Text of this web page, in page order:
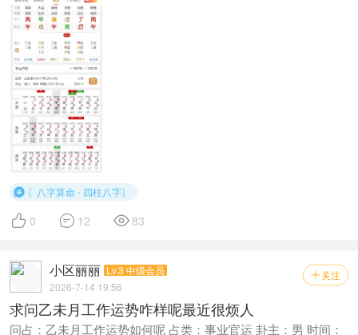
 〖八字算命 - 四柱八字〗
 0  12  83
 关注
小区丽丽 Lv.3 中级会员
2026-7-14 19:56
求问乙未月工作运势咋样呢最近很烦人
问占：乙未月工作运势如何呢 占类：事业官运 卦主：男 时间：